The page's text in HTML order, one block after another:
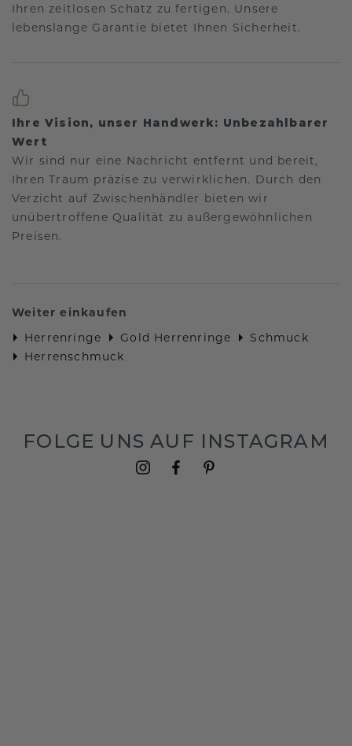
Ihren zeitlosen Schatz zu fertigen. Unsere
lebenslange Garantie bietet Ihnen Sicherheit.
Ihre Vision, unser Handwerk: Unbezahlbarer
Wert
Wir sind nur eine Nachricht entfernt und bereit,
Ihren Traum präzise zu verwirklichen. Durch den
Verzicht auf Zwischenhändler bieten wir
unübertroffene Qualität zu außergewöhnlichen
Preisen.
Weiter einkaufen
Herrenringe
Gold Herrenringe
Schmuck
Herrenschmuck
FOLGE UNS AUF INSTAGRAM